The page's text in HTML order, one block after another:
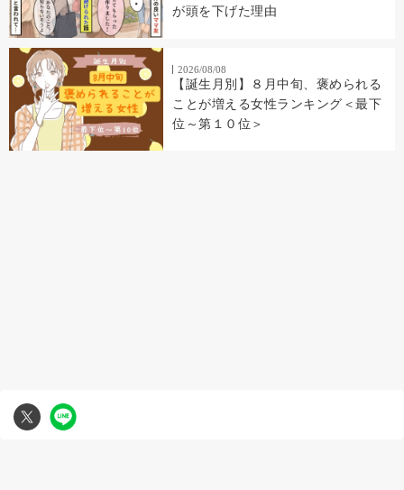
が頭を下げた理由
2026/08/08
【誕生月別】８月中旬、褒められる
ことが増える女性ランキング＜最下
位～第１０位＞